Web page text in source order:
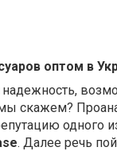
оптом в
скажем?
одного
. Далее речь